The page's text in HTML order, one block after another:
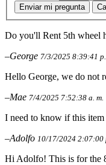
Enviar mi pregunta
Do you'll Rent 5th wheel
–George 7/3/2025 8:39:41 p.
Hello George, we do not
–Mae 7/4/2025 7:52:38 a. m.
I need to know if this
–Adolfo 10/17/2024 2:07:00
Hi Adolfo! This is for the